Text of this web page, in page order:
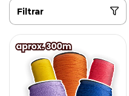
Filtrar